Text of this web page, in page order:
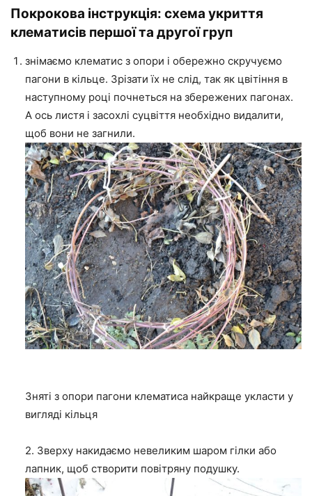
Покрокова інструкція: схема укриття
клематисів першої та другої груп
знімаємо клематис з опори і обережно скручуємо
пагони в кільце. Зрізати їх не слід, так як цвітіння в
наступному році почнеться на збережених пагонах.
А ось листя і засохлі суцвіття необхідно видалити,
щоб вони не загнили.
Зняті з опори пагони клематиса найкраще укласти у
вигляді кільця
2. Зверху накидаємо невеликим шаром гілки або
лапник, щоб створити повітряну подушку.